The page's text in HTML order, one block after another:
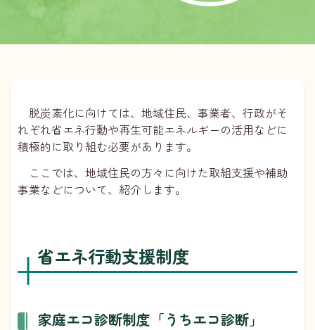
脱炭素化に向けては、地域住民、事業者、行政がそ
れぞれ省エネ行動や再生可能エネルギーの活用などに
積極的に取り組む必要があります。
ここでは、地域住民の方々に向けた取組支援や補助
事業などについて、紹介します。
省エネ行動支援制度
家庭エコ診断制度「うちエコ診断」